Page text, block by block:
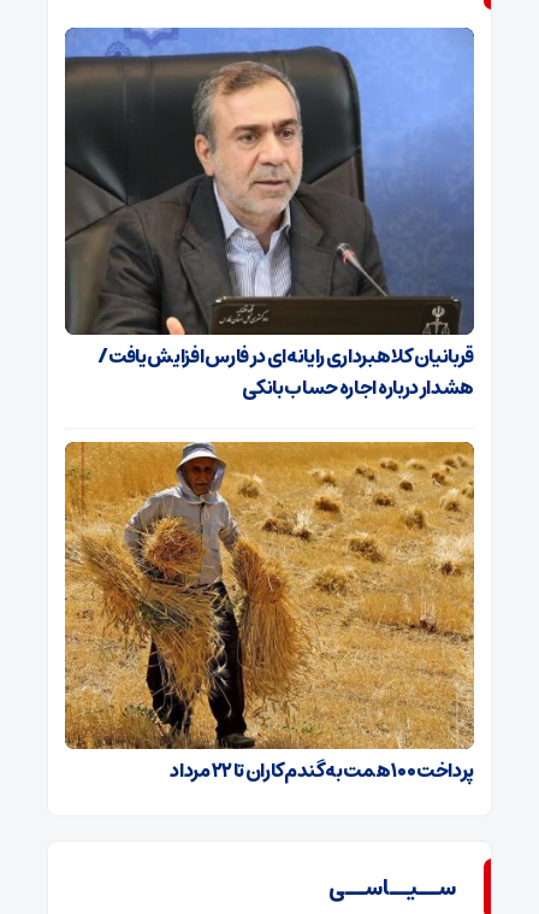
قربانیان کلاهبرداری رایانه‌ای در فارس افزایش یافت/
هشدار درباره اجاره حساب بانکی
پرداخت ۱۰۰ همت به گندم‌کاران تا ۲۲ مرداد
ســیــاســی